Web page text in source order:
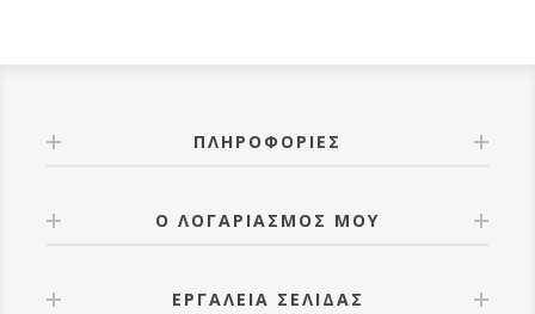
ΠΛΗΡΟΦΟΡΊΕΣ
Ο ΛΟΓΑΡΙΑΣΜΌΣ ΜΟΥ
ΕΡΓΑΛΕΊΑ ΣΕΛΊΔΑΣ